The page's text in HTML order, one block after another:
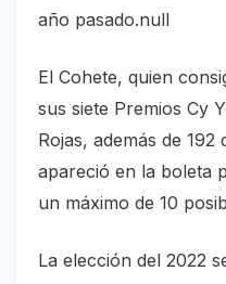
año pasado.null
El Cohete, quien
sus siete Premios Cy
Rojas, además de
apareció en la boleta
un máximo de 10
La elección del 2022